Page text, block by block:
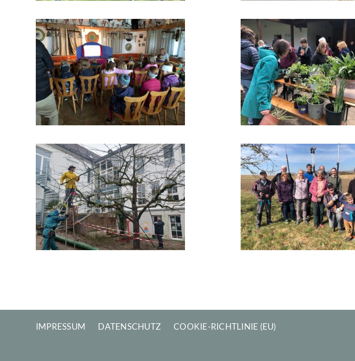
Schattentheater 2025
Impressionen 2025
Pflanzentausch
Impressionen 2025
Obstbaumschnitt-Kurs
2025
Impressionen 2025
Obstbaumschnitt
Impressionen 2025
IMPRESSUM DATENSCHUTZ COOKIE-RICHTLINIE (EU)